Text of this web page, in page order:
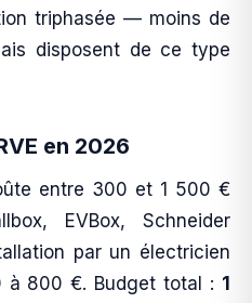
triphasée — moins de
disposent de ce type
en 2026
entre 300 et 1 500 €
EVBox, Schneider
par un électricien
à 800 €. Budget total : 1